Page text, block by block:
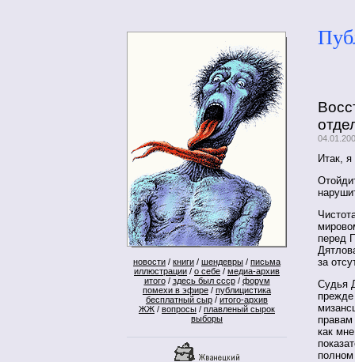
новости / книги / шендевры / письма
иллюстрации / о себе / медиа-архив
итого/ здесь был ссср/ форум
помехи в эфире / публицистика
бесплатный сыр / итого-архив
ЖЖ / вопросы / плавленый сырок
выборы
Итак,
перед
за
Судья
как
полном